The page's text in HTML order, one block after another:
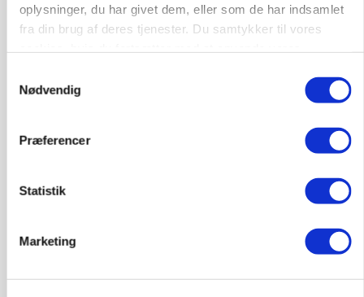
oplysninger, du har givet dem, eller som de har indsamlet
fra din brug af deres tjenester. Du samtykker til vores
Nødvendig
Præferencer
Statistik
Marketing
GRISE
Rådgiver om DB-Tjek: Små justeringer kan give
Loading...